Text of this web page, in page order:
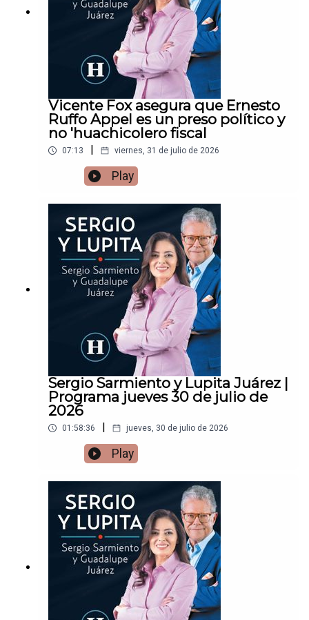
Vicente Fox asegura que Ernesto
Ruffo Appel es un preso político y
no 'huachicolero fiscal
07:13 viernes, 31 de julio de 2026
Play
Sergio Sarmiento y Lupita Juárez |
Programa jueves 30 de julio de
2026
01:58:36 jueves, 30 de julio de 2026
Play